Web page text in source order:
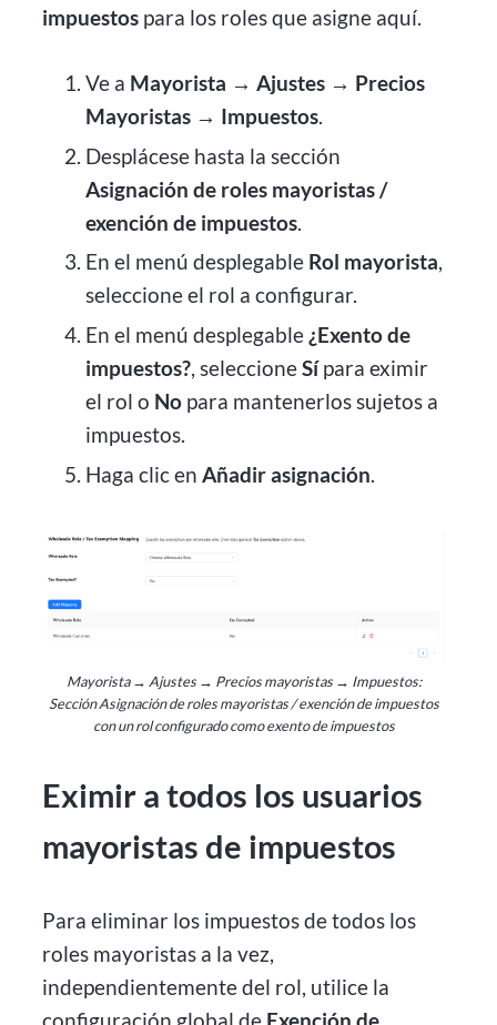
impuestos para los roles que asigne aquí.
Ve a Mayorista → Ajustes → Precios
Mayoristas → Impuestos.
Desplácese hasta la sección
Asignación de roles mayoristas /
exención de impuestos.
En el menú desplegable Rol mayorista,
seleccione el rol a configurar.
En el menú desplegable¿Exento de
impuestos?, seleccioneSípara eximir
el rol o Nopara mantenerlos sujetos a
impuestos.
Haga clic en Añadir asignación.
Mayorista → Ajustes → Precios mayoristas → Impuestos:
Sección Asignación de roles mayoristas / exención de impuestos
con un rol configurado como exento de impuestos
Eximir a todos los usuarios
mayoristas de impuestos
Para eliminar los impuestos de todos los
roles mayoristas a la vez,
independientemente del rol, utilice la
configuración global de Exención de